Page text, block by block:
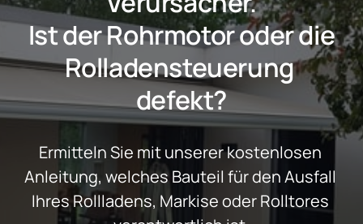
Ist der Rohrmotor oder die
Rolladensteuerung
defekt?
Ermitteln Sie mit unserer kostenlosen
Anleitung, welches Bauteil für den Ausfall
Ihres Rollladens, Markise oder Rolltores